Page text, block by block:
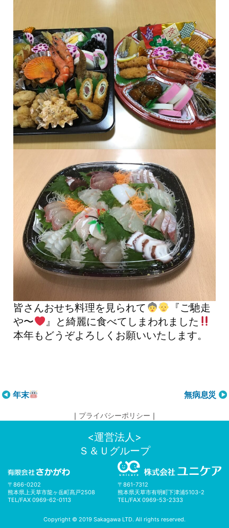
皆さんおせち料理を見られて
『ご馳走
や〜
』と綺麗に食べてしまわれました
本年もどうぞよろしくお願いいたします。
投
ナ
ョ
ン
年末 無病息災
｜ プライバシーポリシー ｜
<運営法人>
Ｓ＆Ｕグループ
〒866-0202
熊本県上天草市龍ヶ岳町髙戸2508
TEL/FAX 0969-62-0113
〒861-7312
熊本県天草市有明町下津浦5103-2
TEL/FAX 0969-53-2333
Copyright © 2019 Sakagawa LTD. All rights reserved.